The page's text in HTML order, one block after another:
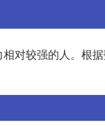
对较强的人。根